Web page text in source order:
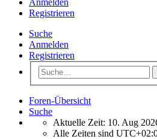
Anmelden
Registrieren
Suche
Anmelden
Registrieren
Foren-Übersicht
Suche
Aktuelle Zeit: 10. Aug
Alle Zeiten sind